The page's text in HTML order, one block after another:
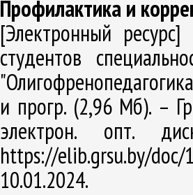
Профилактика и
[Электронный
студентов
и прогр. (2,96 Мб). –
электрон. опт.
https://elib.grsu.by/
10.01.2024.